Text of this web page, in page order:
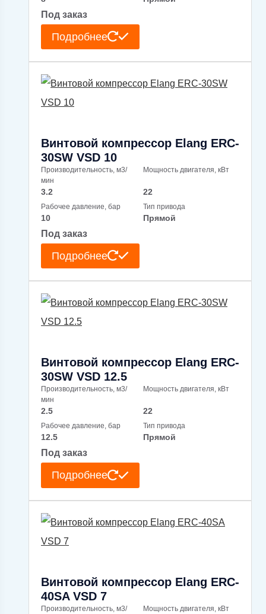
Под заказ
Подробнее
Винтовой компрессор Elang ERC-
30SW VSD 10
Производительность, м3/
мин
3.2
Мощность двигателя, кВт
22
Рабочее давление, бар
10
Тип привода
Прямой
Под заказ
Подробнее
Винтовой компрессор Elang ERC-
30SW VSD 12.5
Производительность, м3/
мин
2.5
Мощность двигателя, кВт
22
Рабочее давление, бар
12.5
Тип привода
Прямой
Под заказ
Подробнее
Винтовой компрессор Elang ERC-
40SA VSD 7
Производительность, м3/
Мощность двигателя, кВт